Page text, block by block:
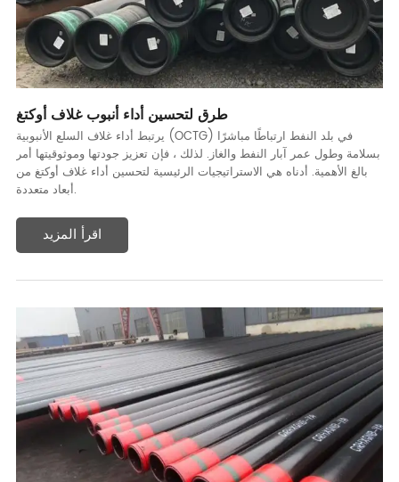
طرق لتحسين أداء أنبوب غلاف أوكتغ
يرتبط أداء غلاف السلع الأنبوبية (OCTG) في بلد النفط ارتباطًا مباشرًا
بسلامة وطول عمر آبار النفط والغاز. لذلك ، فإن تعزيز جودتها وموثوقيتها أمر
بالغ الأهمية. أدناه هي الاستراتيجيات الرئيسية لتحسين أداء غلاف أوكتغ من
أبعاد متعددة.
اقرأ المزيد